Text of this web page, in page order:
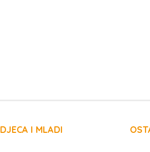
DJECA I MLADI